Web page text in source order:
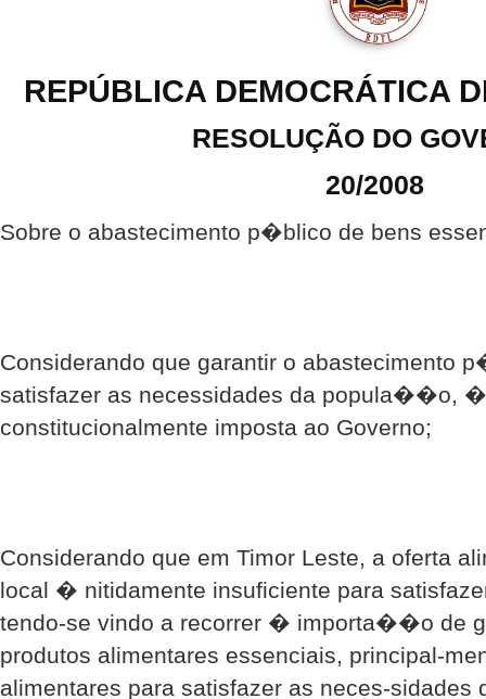
REPÚBLICA DEMOCRÁTICA
RESOLUÇÃO DO
20/2008
Sobre o abastecimento p�blico de bens
Considerando que garantir o abastecimento
satisfazer as necessidades da popula��o,
constitucionalmente imposta ao Governo;
Considerando que em Timor Leste, a oferta
local � nitidamente insuficiente para
tendo-se vindo a recorrer � importa��o de
produtos alimentares essenciais, principal-
alimentares para satisfazer as neces-sidades